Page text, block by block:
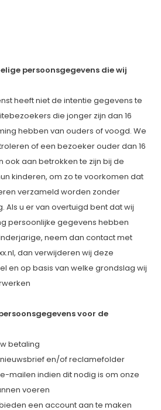
persoonsgegevens die wij
heeft niet de intentie gegevens te
die jonger zijn dan 16
hebben van ouders of voogd. We
of een bezoeker ouder dan 16
ook aan betrokken te zijn bij de
kinderen, om zo te voorkomen dat
verzameld worden zonder
Als u er van overtuigd bent dat wij
persoonlijke gegevens hebben
neem dan contact met
, dan verwijderen wij deze
en op basis van welke grondslag wij
voor de
betaling
en/of reclamefolder
mailen indien dit nodig is om onze
voeren
een account aan te maken